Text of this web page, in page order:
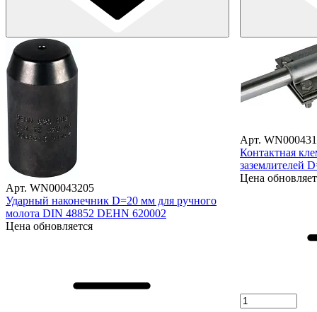
Арт. WN00043205
Ударный наконечник D=20 мм для ручного
молота DIN 48852 DEHN 620002
Цена обновляется
Арт.
Контактная
заземлителей
Цена